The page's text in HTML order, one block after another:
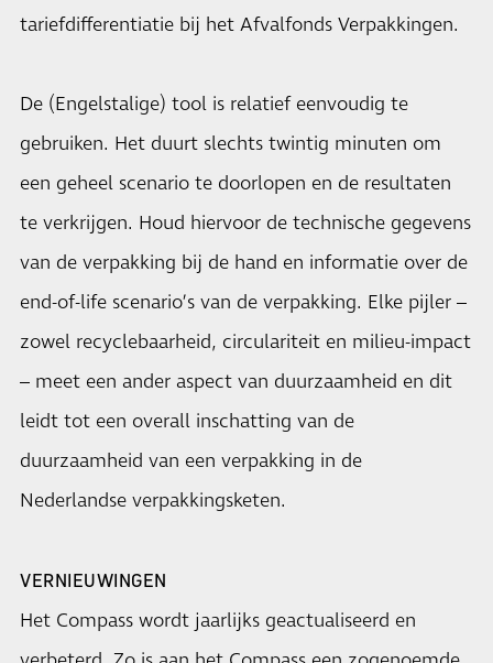
tariefdifferentiatie bij het Afvalfonds Verpakkingen.
De (Engelstalige) tool is relatief eenvoudig te
gebruiken. Het duurt slechts twintig minuten om
een geheel scenario te doorlopen en de resultaten
te verkrijgen. Houd hiervoor de technische gegevens
van de verpakking bij de hand en informatie over de
end-of-life scenario’s van de verpakking. Elke pijler –
zowel recyclebaarheid, circulariteit en milieu-impact
– meet een ander aspect van duurzaamheid en dit
leidt tot een overall inschatting van de
duurzaamheid van een verpakking in de
Nederlandse verpakkingsketen.
VERNIEUWINGEN
Het Compass wordt jaarlijks geactualiseerd en